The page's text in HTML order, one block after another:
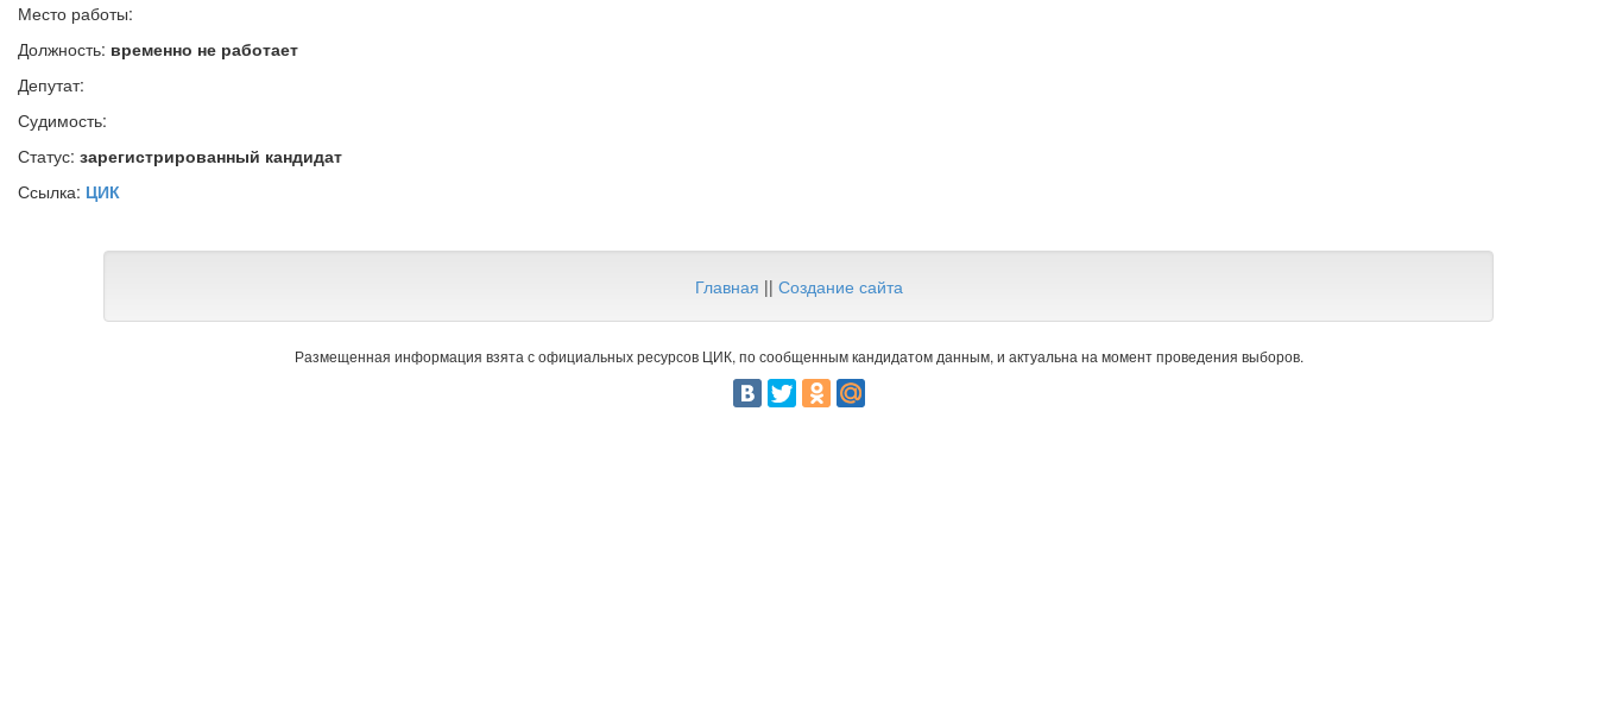
Место работы:
Должность: временно не работает
Депутат:
Судимость:
Статус: зарегистрированный кандидат
Ссылка: ЦИК
Главная || Создание сайта
Размещенная информация взята с официальных ресурсов ЦИК, по сообщенным кандидатом данным, и актуальна на момент проведения выборов.